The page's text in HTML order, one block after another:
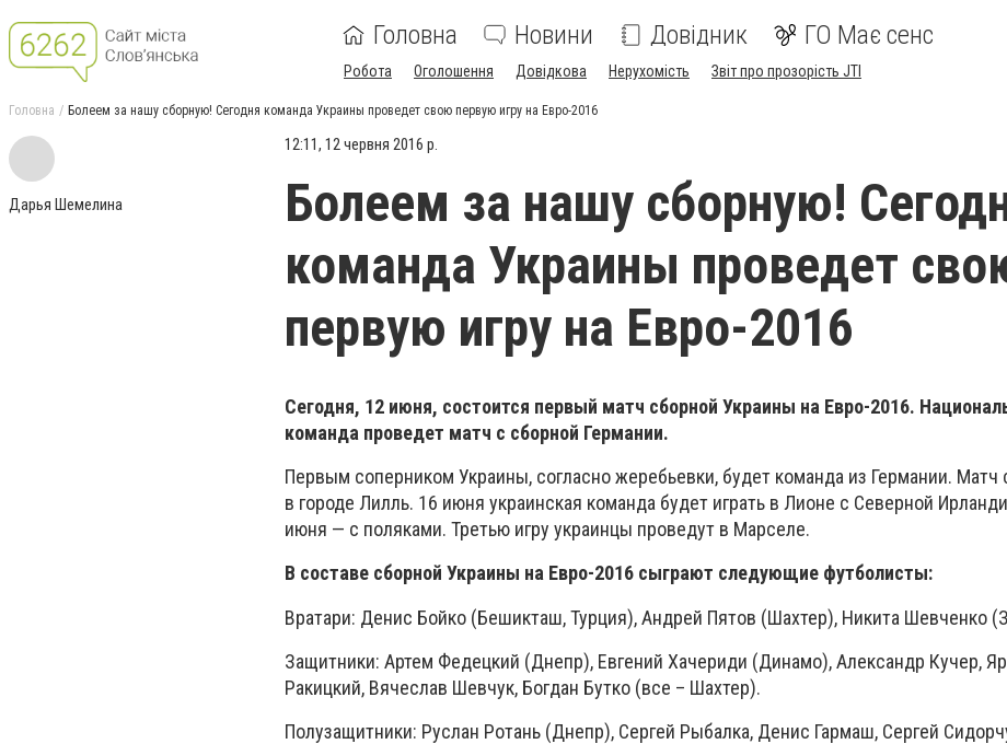
Головна Новини Довідник ГО Має сенс
Робота Оголошення Довідкова Нерухомість Звіт про прозорість JTI
Головна Болеем за нашу сборную! Сегодня команда Украины проведет свою первую игру на Евро-2016
Дарья Шемелина
12:11, 12 червня 2016 р.
Болеем за нашу сборную!
команда Украины проведет
первую игру на Евро-2016
Сегодня, 12 июня, состоится первый матч сборной Украины на Евро-2016.
команда проведет матч с сборной Германии.
Первым соперником Украины, согласно жеребьевки, будет команда из Германии. Матч
в городе Лилль. 16 июня украинская команда будет играть в Лионе с Северной
июня — с поляками. Третью игру украинцы проведут в Марселе.
В составе сборной Украины на Евро-2016 сыграют следующие футболисты:
Вратари: Денис Бойко (Бешикташ, Турция), Андрей Пятов (Шахтер), Никита Шевченко
Защитники: Артем Федецкий (Днепр), Евгений Хачериди (Динамо), Александр Кучер,
Ракицкий, Вячеслав Шевчук, Богдан Бутко (все – Шахтер).
Полузащитники: Руслан Ротань (Днепр), Сергей Рыбалка, Денис Гармаш, Сергей